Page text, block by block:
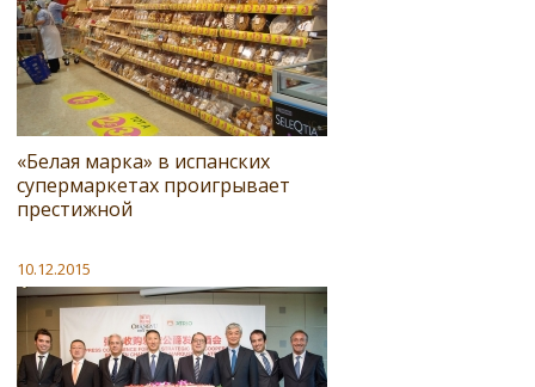
«Белая марка» в испанских
супермаркетах проигрывает
престижной
10.12.2015